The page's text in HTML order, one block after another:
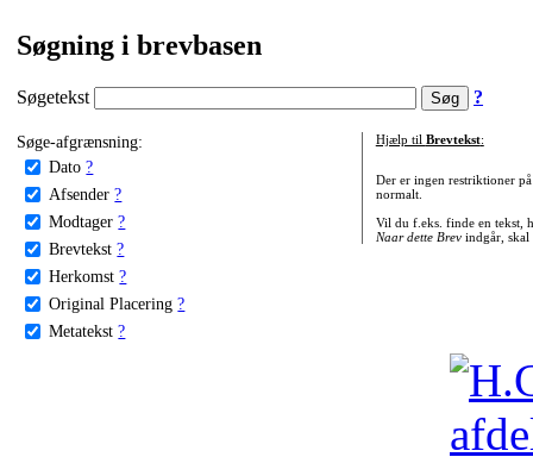
Søgning i brevbasen
Søgetekst ?
Søge-afgrænsning:
Dato ?
Afsender ?
Modtager ?
Brevtekst ?
Herkomst ?
Original Placering ?
Metatekst ?
Hjælp til Brevtekst:
Der er ingen restriktioner
normalt.
Vil du f.eks. finde en tekst,
Naar dette Brevindgår, skal